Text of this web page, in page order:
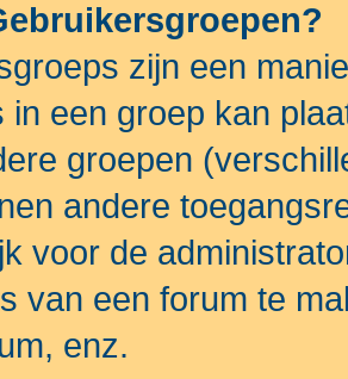
zijn een
in een groep kan
groepen
andere
voor de
van een forum te
enz.